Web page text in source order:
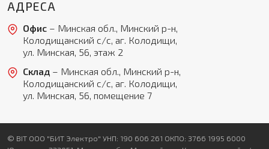
АДРЕСА
Офис– Минская обл., Минский р-н,
Колодищанский с/с, аг. Колодищи,
ул. Минская, 56, этаж 2
Склад– Минская обл., Минский р-н,
Колодищанский с/с, аг. Колодищи,
ул. Минская, 56, помещение 7
© BIT ООО "БИТ Электро" УНП: 190 606 261 ОКПО: 3766 1995 6000